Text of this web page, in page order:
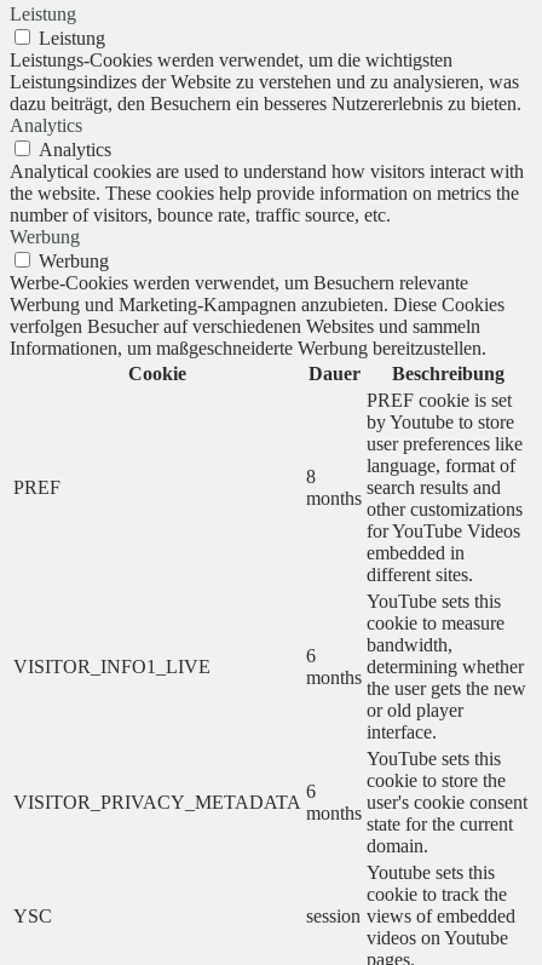
Leistung
Leistung
Leistungs-Cookies werden verwendet, um die wichtigsten
Leistungsindizes der Website zu verstehen und zu analysieren, was
dazu beiträgt, den Besuchern ein besseres Nutzererlebnis zu bieten.
Analytics
Analytics
Analytical cookies are used to understand how visitors interact with
the website. These cookies help provide information on metrics the
number of visitors, bounce rate, traffic source, etc.
Werbung
Werbung
Werbe-Cookies werden verwendet, um Besuchern relevante
Werbung und Marketing-Kampagnen anzubieten. Diese Cookies
verfolgen Besucher auf verschiedenen Websites und sammeln
Informationen, um maßgeschneiderte Werbung bereitzustellen.
Cookie
Dauer Beschreibung
PREF
8
months
PREF cookie is set
by Youtube to store
user preferences like
language, format of
search results and
other customizations
for YouTube Videos
embedded in
different sites.
VISITOR_INFO1_LIVE
6
months
YouTube sets this
cookie to measure
bandwidth,
determining whether
the user gets the new
or old player
interface.
VISITOR_PRIVACY_METADATA
6
months
YouTube sets this
cookie to store the
user's cookie consent
state for the current
domain.
YSC session
Youtube sets this
cookie to track the
views of embedded
videos on Youtube
pages.